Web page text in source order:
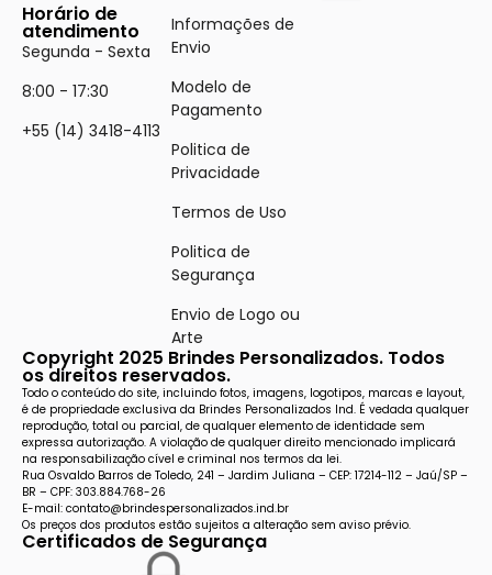
Horário de
atendimento
Segunda - Sexta
8:00 - 17:30
+55 (14) 3418-4113
Informações de
Envio
Modelo de
Pagamento
Politica de
Privacidade
Termos de Uso
Politica de
Segurança
Envio de Logo ou
Arte
Copyright 2025 Brindes Personalizados. Todos
os direitos reservados.
Todo o conteúdo do site, incluindo fotos, imagens, logotipos, marcas e layout,
é de propriedade exclusiva da Brindes Personalizados Ind. É vedada qualquer
reprodução, total ou parcial, de qualquer elemento de identidade sem
expressa autorização. A violação de qualquer direito mencionado implicará
na responsabilização cível e criminal nos termos da lei.
Rua Osvaldo Barros de Toledo, 241 – Jardim Juliana – CEP: 17214-112 – Jaú/SP –
BR – CPF: 303.884.768-26
E-mail: contato@brindespersonalizados.ind.br
Os preços dos produtos estão sujeitos a alteração sem aviso prévio.
Certificados de Segurança